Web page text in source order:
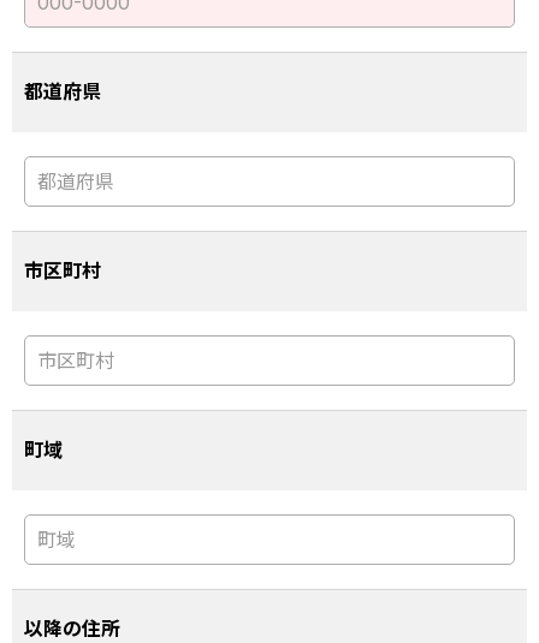
都道府県
市区町村
町域
以降の住所